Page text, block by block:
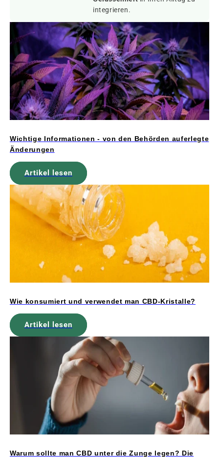
integrieren.
Wichtige Informationen - von den Behörden auferlegte
Änderungen
Artikel lesen
Wie konsumiert und verwendet man CBD-Kristalle?
Artikel lesen
Warum sollte man CBD unter die Zunge legen? Die